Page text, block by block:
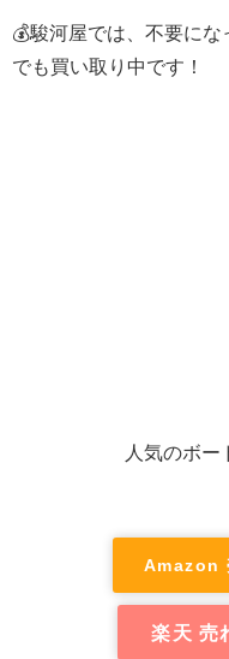
💰駿河屋では、不要に
でも買い取り中です！
人気のボー
Amazon
楽天 売